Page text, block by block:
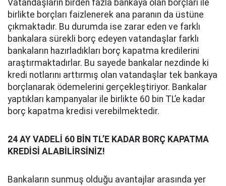
Vatandaşların birden fazla bankaya olan borçları ile
birlikte borçları faizlenerek ana paranın da üstüne
çıkmaktadır. Bu durumda ise zarar eden ve farklı
bankalara sürekli borç edeyen vatandaşlar farklı
bankaların hazırladıkları borç kapatma kredilerini
araştırmaktadırlar. Bu sayede bankalar nezdinde ki
kredi notlarını arttırmış olan vatandaşlar tek bankaya
borçlanarak ödemelerini gerçekleştiriyor. Bankalar
yaptıkları kampanyalar ile birlikte 60 bin TL’e kadar
borç kapatma kredisi verebilmektedir.
24 AY VADELİ 60 BİN TL’E KADAR BORÇ KAPATMA
KREDİSİ ALABİLİRSİNİZ!
Bankaların sunmuş olduğu avantajlar arasında yer